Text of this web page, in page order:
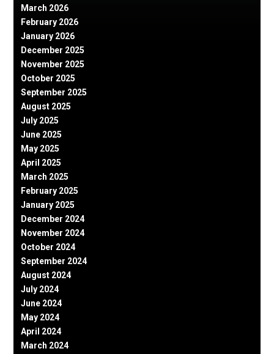
March 2026
February 2026
January 2026
December 2025
November 2025
October 2025
September 2025
August 2025
July 2025
June 2025
May 2025
April 2025
March 2025
February 2025
January 2025
December 2024
November 2024
October 2024
September 2024
August 2024
July 2024
June 2024
May 2024
April 2024
March 2024